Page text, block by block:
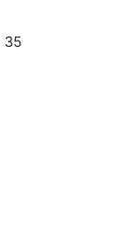
35